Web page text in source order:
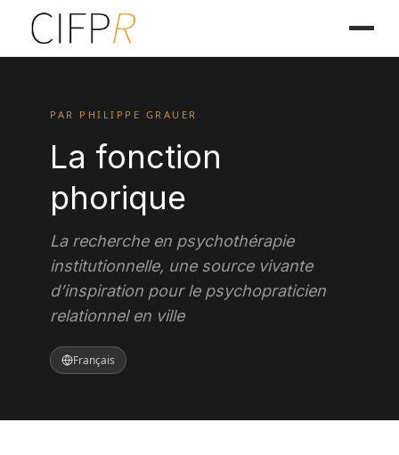
PAR PHILIPPE GRAUER
La fonction
phorique
La recherche en psychothérapie
institutionnelle, une source vivante
d’inspiration pour le psychopraticien
relationnel en ville
Français